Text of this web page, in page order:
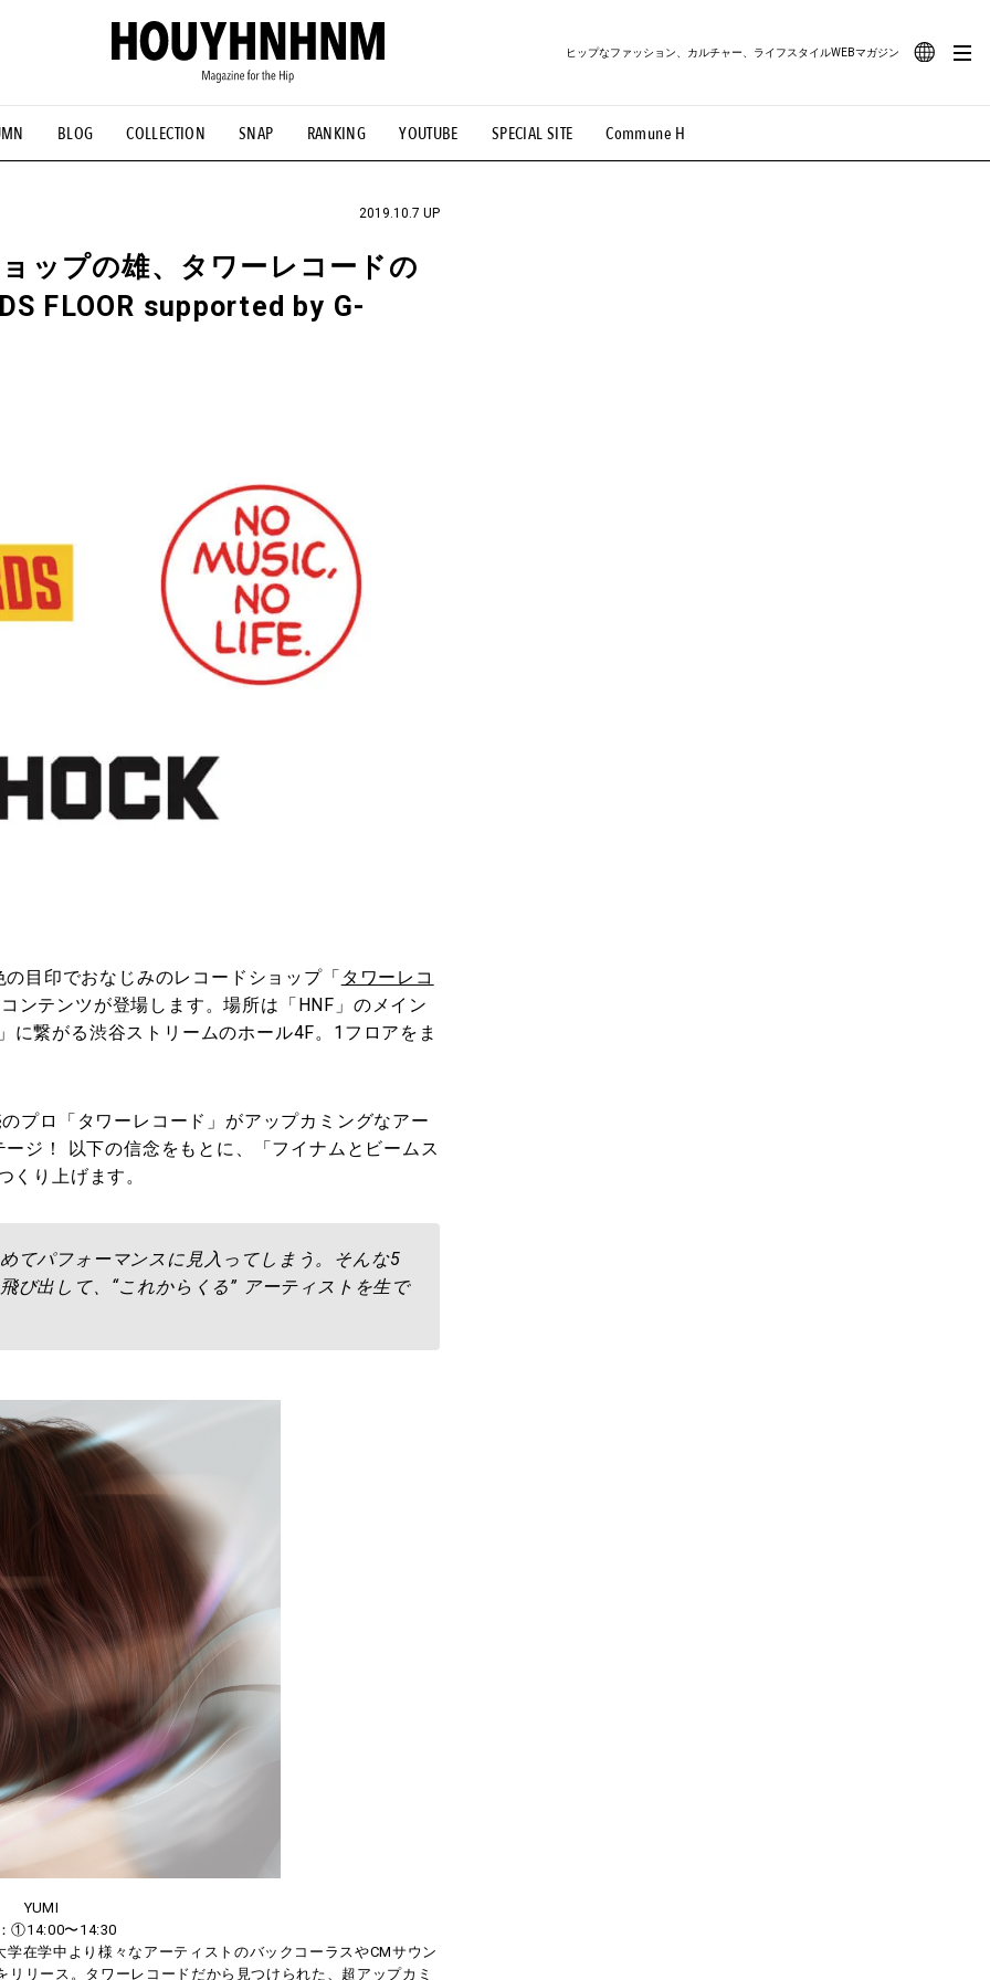
BLOG COLLECTION SNAP RANKING YOUTUBE SPECIAL SITE Commune H
ヒップなファッション、カルチャー、ライフスタイルWEBマガジン
#古着サミット #NEW VINTAGE #マイナーグッド図鑑 #路地裏てぃーん。 #MONTHLY JOURNAL
#FOCUS IT #AH.H #ととけん #FASHION #MUSIC #MOVIE #LIFESTYLE #SNEAKER #OUTDOOR
2019.10.7 UP
ップの雄、タワーレコードの
FLOOR supported by G-
目印でおなじみのレコードショップ「 タワーレコ
ンテンツが登場します。場所は「HNF」のメイン
に繋がる渋谷ストリームのホール4F。1フロアをま
プロ「タワーレコード」がアップカミングなアー
ジ！ 以下の信念をもとに、「フイナムとビームス
くり上げます。
てパフォーマンスに見入ってしまう。そんな5
び出して、“これからくる” アーティストを生で
YUMI
①14:00〜14:30
在学中より様々なアーティストのバックコーラスやCMサウン
リース。タワーレコードだから見つけられた、超アップカミ